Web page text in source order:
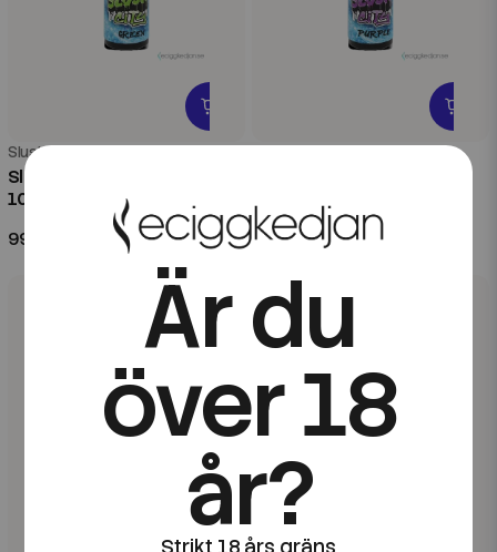
Slush City
Slush City | Green Slush |
100ml Shortfill
99 kr
99 kr
Är du
över 18
år?